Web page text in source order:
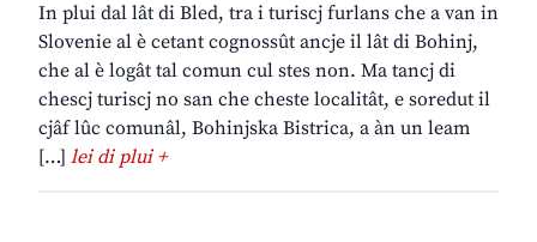
In plui dal lât di Bled, tra i turiscj furlans che a van in
Slovenie al è cetant cognossût ancje il lât di Bohinj,
che al è logât tal comun cul stes non. Ma tancj di
chescj turiscj no san che cheste localitât, e soredut il
cjâf lûc comunâl, Bohinjska Bistrica, a àn un leam
[…] lei di plui +